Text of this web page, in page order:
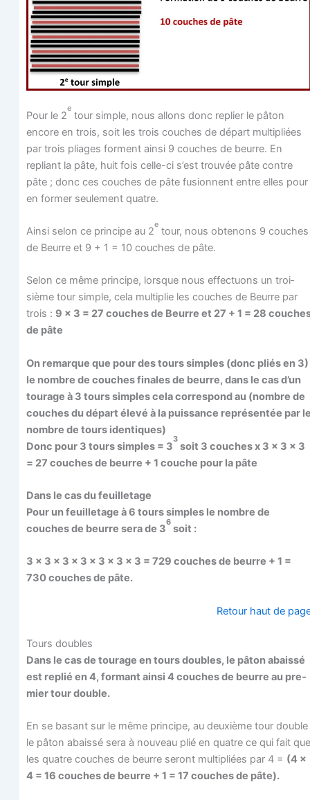
Pour le 2
e
tour simple, nous allons donc replier le pâton
encore en trois, soit les trois couches de départ mul­ti­pliées
par trois pliages forment ain­si 9 couches de beurre. En
repliant la pâte, huit fois celle-ci s’est trou­vée pâte contre
pâte ; donc ces couches de pâte fusionnent entre elles pour
en for­mer seule­ment quatre.
Ain­si selon ce prin­cipe au 2
e
tour, nous obte­nons 9 couches
de Beurre et 9 + 1 = 10 couches de pâte.
Selon ce même prin­cipe, lorsque nous effec­tuons un troi­
sième tour simple, cela mul­ti­plie les couches de Beurre par
trois : 9 x 3 = 27 couches de Beurre et 27 + 1 = 28
de pâte
On remarque que pour des tours simples (donc pliés en 3)
le nombre de couches finales de beurre, dans le cas d’un
tou­rage à 3 tours simples cela cor­res­pond au (nombre de
couches du départ éle­vé à la puis­sance repré­sen­tée par
nombre de tours identiques)
Donc pour 3 tours simples = 3
3
soit 3 couches x 3 x 3 x 3
= 27 couches de beurre + 1 couche pour la pâte
Dans le cas du feuilletage
Pour un feuille­tage à 6 tours simples le nombre de
couches de beurre sera de 3
6
soit :
3 x 3 x 3 x 3 x 3 x 3 x 3 = 729 couches de beurre + 1 =
730 couches de pâte.
Retour haut de
Tours doubles
Dans le cas de tou­rage en tours doubles, le pâton abais­sé
est replié en 4, for­mant ain­si 4 couches de beurre au pre­
mier tour double.
En se basant sur le même prin­cipe, au deuxième tour double
le pâton abais­sé sera à nou­veau plié en quatre ce qui fait que
les quatre couches de beurre seront mul­ti­pliées par 4 = (4 x
4 = 16 couches de beurre + 1 = 17 couches de pâte).